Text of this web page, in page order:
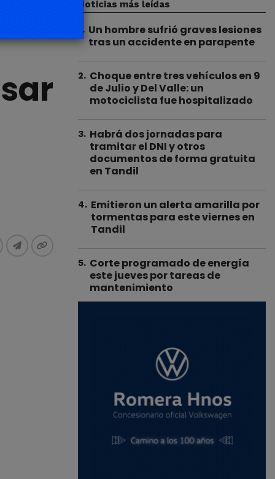
Noticias más leídas
. Un hombre sufrió graves lesiones
tras un accidente en parapente
2. Choque entre tres vehículos en 9
de Julio y Del Valle: un
motociclista fue hospitalizado
3. Habrá dos jornadas para
tramitar el DNI y otros
documentos de forma gratuita
en Tandil
4. Emitieron un alerta amarilla por
tormentas para este viernes en
Tandil
5. Corte programado de energía
este jueves por tareas de
mantenimiento